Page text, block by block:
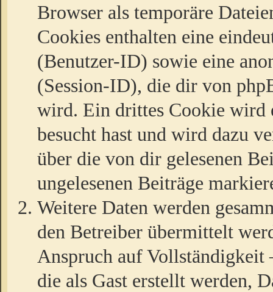
Browser als temporäre
Cookies enthalten eine
(Benutzer-ID) sowie eine
(Session-ID), die dir von
wird. Ein drittes Cookie wird
besucht hast und wird dazu
über die von dir gelesenen
ungelesenen Beiträge
Weitere Daten werden
den Betreiber übermittelt
Anspruch auf
die als Gast erstellt werden,